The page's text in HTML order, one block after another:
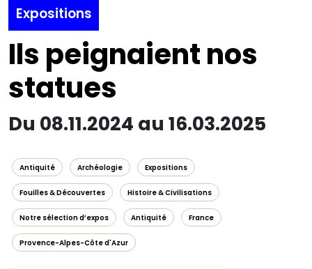
Expositions
Ils peignaient nos
statues
Du 08.11.2024 au 16.03.2025
Antiquité Archéologie Expositions
Fouilles & Découvertes Histoire & Civilisations
Notre sélection d’expos Antiquité France
Provence-Alpes-Côte d'Azur